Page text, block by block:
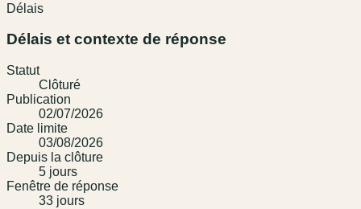
Délais
Délais et contexte de réponse
Statut
Clôturé
Publication
02/07/2026
Date limite
03/08/2026
Depuis la clôture
5 jours
Fenêtre de réponse
33 jours